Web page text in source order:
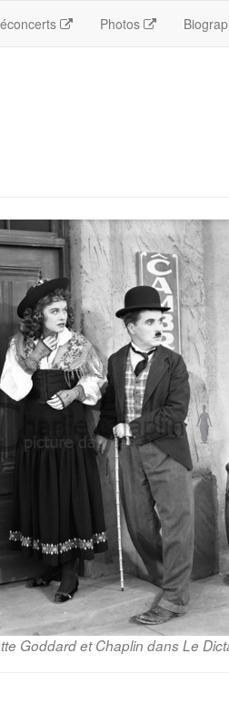
Photos
Goddard et Chaplin dans Le